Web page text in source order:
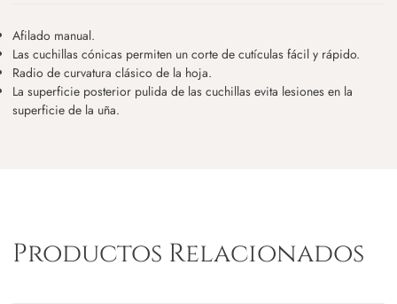
Afilado manual.
Las cuchillas cónicas permiten un corte de cutículas fácil y rápido.
Radio de curvatura clásico de la hoja.
La superficie posterior pulida de las cuchillas evita lesiones en la
superficie de la uña.
Productos Relacionados